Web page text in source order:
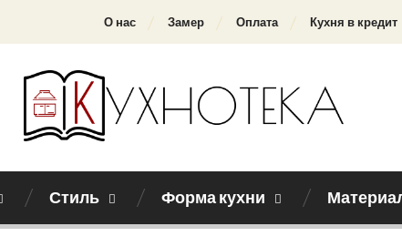
О нас Замер Оплата Кухня в кредит
Стиль Форма кухни